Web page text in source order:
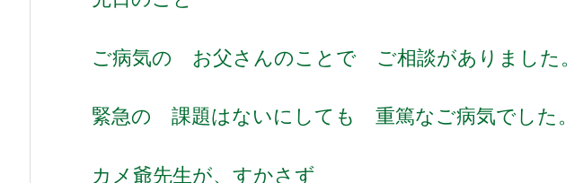
ご病気の お父さんのことで ご相談がありました。
緊急の 課題はないにしても 重篤なご病気でした。
カメ爺先生が、すかさず